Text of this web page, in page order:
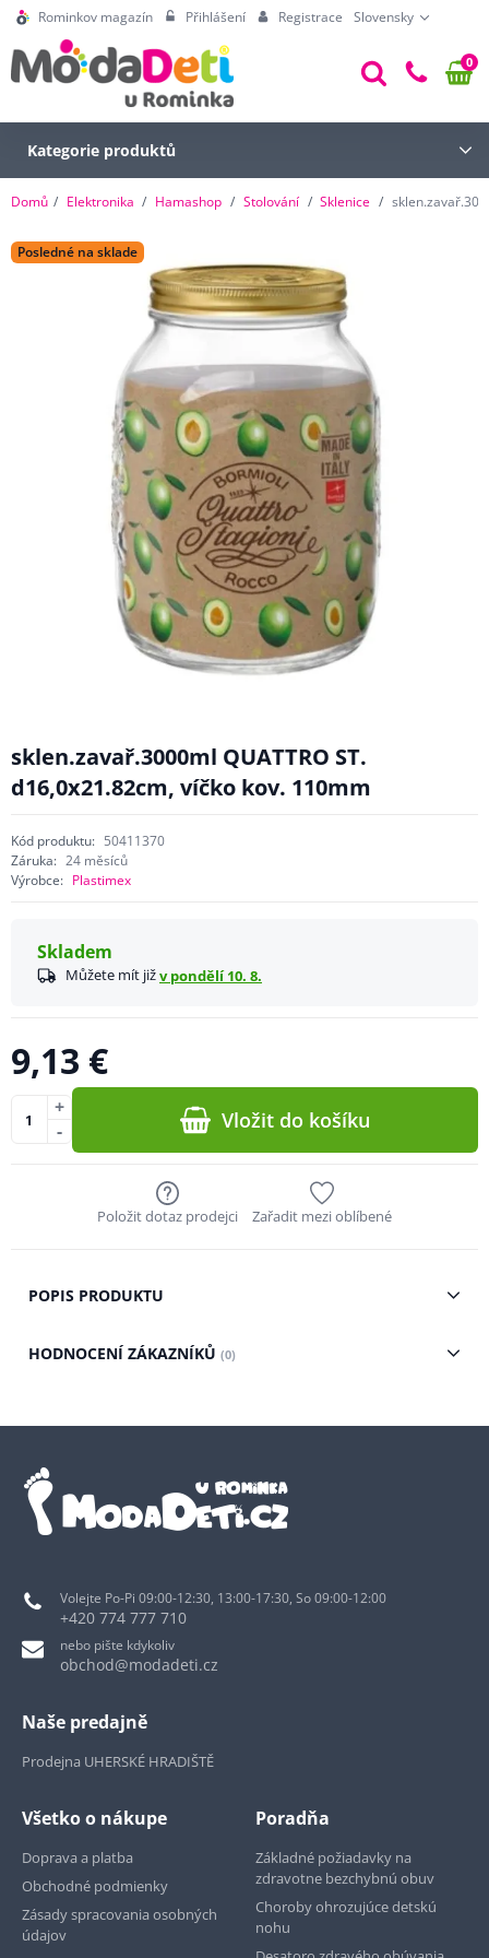
Rominkov magazín Přihlášení Registrace Slovensky
0
Kategorie produktů
Domů Elektronika Hamashop Stolování Sklenice
Posledné na sklade
sklen.zavař.3000ml QUATTRO ST.
d16,0x21.82cm, víčko kov. 110mm
Kód produktu: 50411370
Záruka: 24 měsíců
Výrobce: Plastimex
Skladem
Můžete mít jižv pondělí 10. 8.
9,13 €
-
+ Vložit do košíku
Položit dotaz prodejci Zařadit mezi oblíbené
POPIS PRODUKTU
HODNOCENÍ ZÁKAZNÍKŮ (0)
Volejte Po-Pi 09:00-12:30, 13:00-17:30, So 09:00-12:00
+420 774 777 710
nebo pište kdykoliv
obchod@modadeti.cz
Naše predajně
Prodejna UHERSKÉ HRADIŠTĚ
Všetko o nákupe
Doprava a platba
Obchodné podmienky
Zásady spracovania osobných
údajov
Poradňa
Základné požiadavky na
zdravotne bezchybnú obuv
Choroby ohrozujúce detskú
nohu